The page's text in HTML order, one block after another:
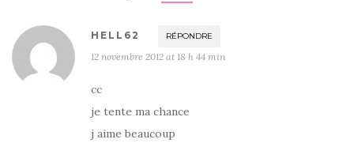
HELL62 RÉPONDRE
12 novembre 2012 at 18 h 44 min
cc
je tente ma chance
j aime beaucoup